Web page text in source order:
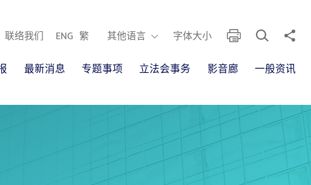
联络我们 ENG 繁 其他语言
其他语言 字体大小 列印 开启搜寻框
分享
最新消息 专题事项 立法会事务 影音廊 一般资讯